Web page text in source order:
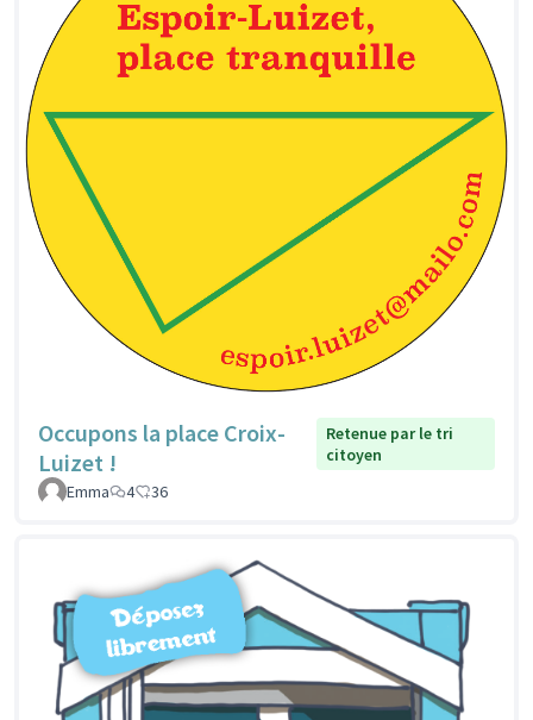
Occupons la place Croix-
Luizet !
Retenue par le tri
citoyen
Emma
4 36